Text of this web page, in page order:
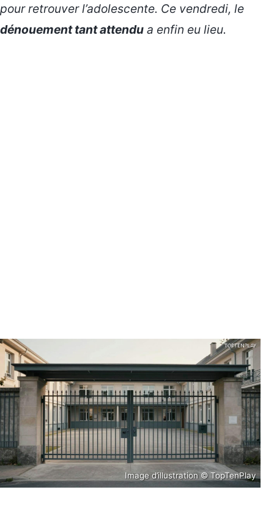
pour retrouver l’adolescente. Ce vendredi, le
dénouement tant attendu a enfin eu lieu.
Image d’illustration © TopTenPlay